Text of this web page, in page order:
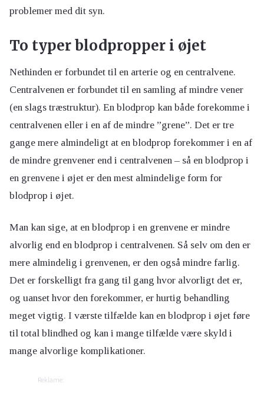
problemer med dit syn.
To typer blodpropper i øjet
Nethinden er forbundet til en arterie og en centralvene.
Centralvenen er forbundet til en samling af mindre vener
(en slags træstruktur). En blodprop kan både forekomme i
centralvenen eller i en af de mindre ”grene”. Det er tre
gange mere almindeligt at en blodprop forekommer i en af
de mindre grenvener end i centralvenen – så en blodprop i
en grenvene i øjet er den mest almindelige form for
blodprop i øjet.
Man kan sige, at en blodprop i en grenvene er mindre
alvorlig end en blodprop i centralvenen. Så selv om den er
mere almindelig i grenvenen, er den også mindre farlig.
Det er forskelligt fra gang til gang hvor alvorligt det er,
og uanset hvor den forekommer, er hurtig behandling
meget vigtig. I værste tilfælde kan en blodprop i øjet føre
til total blindhed og kan i mange tilfælde være skyld i
mange alvorlige komplikationer.
Reklame: